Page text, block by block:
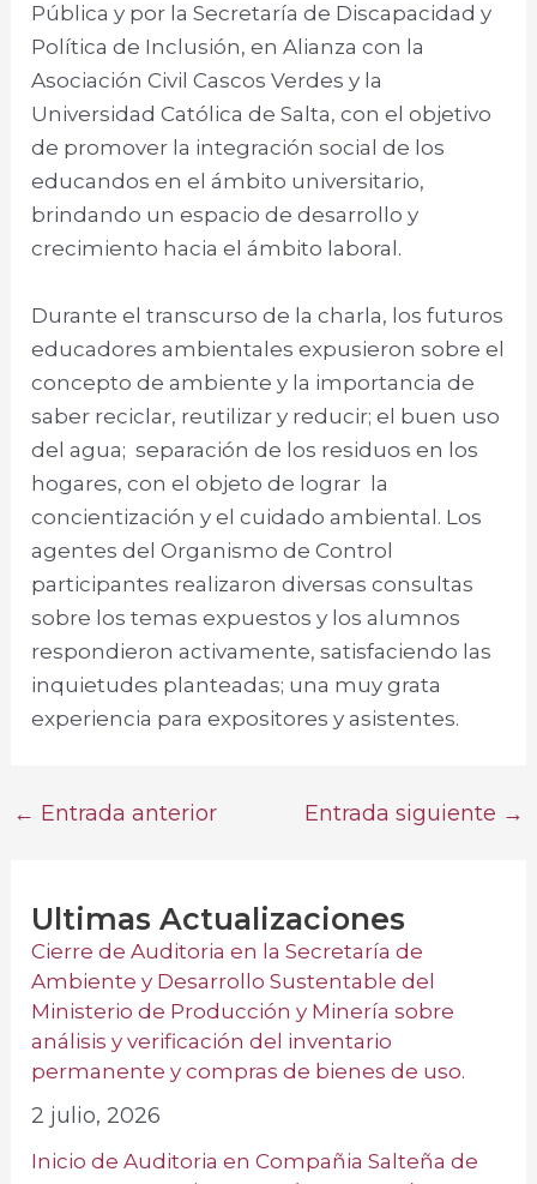
Pública y por la Secretaría de Discapacidad y
Política de Inclusión, en Alianza con la
Asociación Civil Cascos Verdes y la
Universidad Católica de Salta, con el objetivo
de promover la integración social de los
educandos en el ámbito universitario,
brindando un espacio de desarrollo y
crecimiento hacia el ámbito laboral.
Durante el transcurso de la charla, los futuros
educadores ambientales expusieron sobre el
concepto de ambiente y la importancia de
saber reciclar, reutilizar y reducir; el buen uso
del agua; separación de los residuos en los
hogares, con el objeto de lograr la
concientización y el cuidado ambiental. Los
agentes del Organismo de Control
participantes realizaron diversas consultas
sobre los temas expuestos y los alumnos
respondieron activamente, satisfaciendo las
inquietudes planteadas; una muy grata
experiencia para expositores y asistentes.
← Entrada anterior Entrada siguiente →
Ultimas Actualizaciones
Cierre de Auditoria en la Secretaría de
Ambiente y Desarrollo Sustentable del
Ministerio de Producción y Minería sobre
análisis y verificación del inventario
permanente y compras de bienes de uso.
2 julio, 2026
Inicio de Auditoria en Compañia Salteña de